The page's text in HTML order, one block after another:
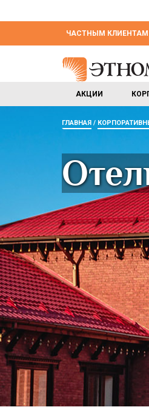
ЧАСТНЫМ КЛИЕНТАМ
АКЦИИ
ГЛАВНАЯ